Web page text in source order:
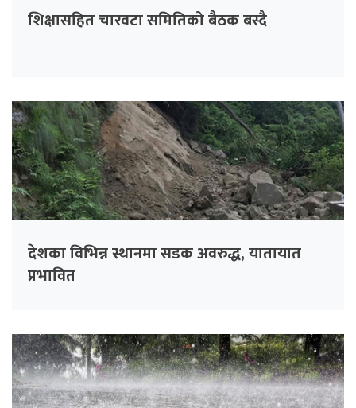
शिक्षासहित चारवटा समितिको बैठक बस्दै
देशका विभिन्न स्थानमा सडक अवरुद्ध, यातायात
प्रभावित